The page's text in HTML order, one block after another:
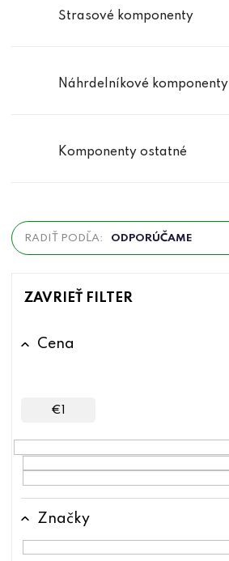
Štrasové komponenty
Náhrdelníkové komponenty
Komponenty ostatné
R
a
o
d
u
k
o
RADIŤ PODĽA: ODPORÚČAME
ZAVRIEŤ FILTER
Cena
€
Značky